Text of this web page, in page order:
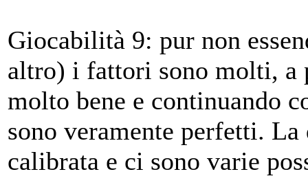
Giocabilità 9: pur non
altro) i fattori sono molti, a
molto bene e continuando
sono veramente perfetti.
calibrata e ci sono varie